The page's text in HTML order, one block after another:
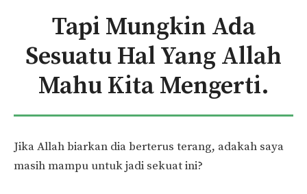
Tapi Mungkin Ada
Sesuatu Hal Yang Allah
Mahu Kita Mengerti.
Jika Allah biarkan dia berterus terang, adakah saya
masih mampu untuk jadi sekuat ini?